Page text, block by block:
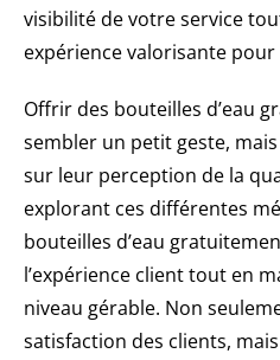
visibilité de votre service
expérience valorisante pour
Offrir des bouteilles d’eau
sembler un petit geste,
sur leur perception de la
explorant ces différentes
bouteilles d’eau
l’expérience client tout en
niveau gérable. Non
satisfaction des clients,